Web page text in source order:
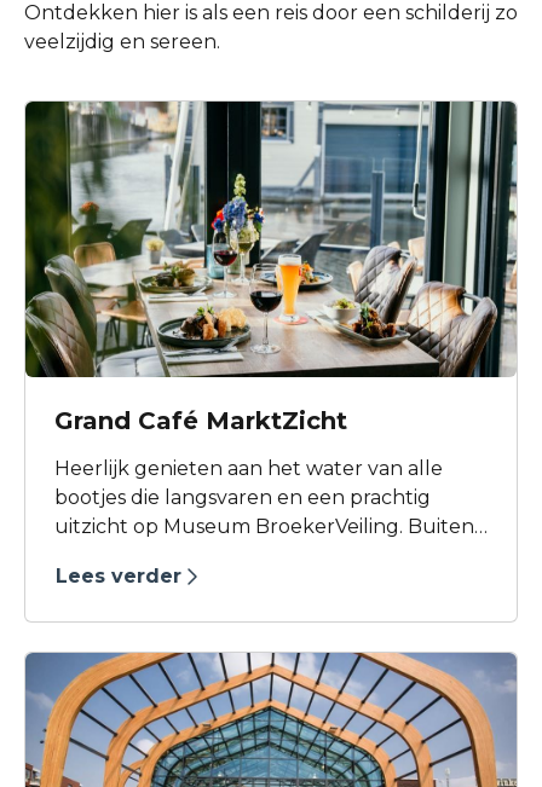
Ontdekken hier is als een reis door een schilderij zo
veelzijdig en sereen.
Grand Café MarktZicht
Heerlijk genieten aan het water van alle
bootjes die langsvaren en een prachtig
uitzicht op Museum BroekerVeiling. Buiten
interieur. Op een van de mooiste plekjes van
binnen voor een lekkere kop koffie, een
stevige lunch, een gezellige middagborrel
of een heerlijk diner met daarna nog een
lekker drankje toe.
Lees verder